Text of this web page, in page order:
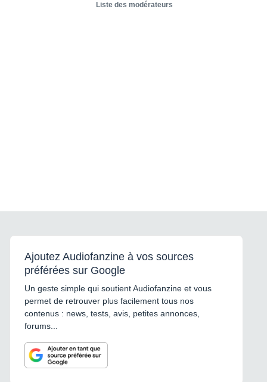
Liste des modérateurs
Ajoutez Audiofanzine à vos sources
préférées sur Google
Un geste simple qui soutient Audiofanzine et vous
permet de retrouver plus facilement tous nos
contenus : news, tests, avis, petites annonces,
forums...